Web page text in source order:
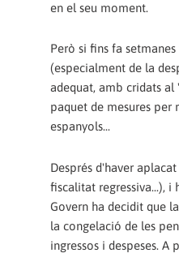
en el seu moment.
Però si fins fa
(especialment de la
adequat, amb cridats
paquet de mesures per
espanyols...
Després d'haver
fiscalitat regressiva...),
Govern ha decidit que
la congelació de les
ingressos i despeses.